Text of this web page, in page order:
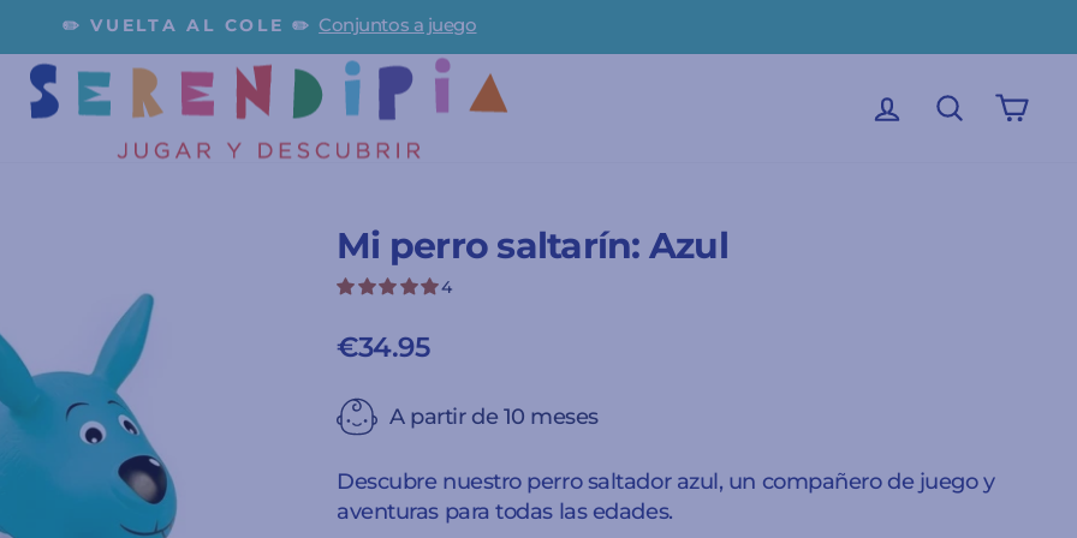
diapositivas
pausa
✏️ VUELTA AL COLE ✏️ Conjuntos a juego
INICIAR SESIÓN
BUSCAR
Mi perro saltarín: Azul
4
€34.95
A partir de 10 meses
Descubre nuestro perro saltador azul, un compañero de juego y
aventuras para todas las edades.